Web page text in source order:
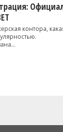
контора,